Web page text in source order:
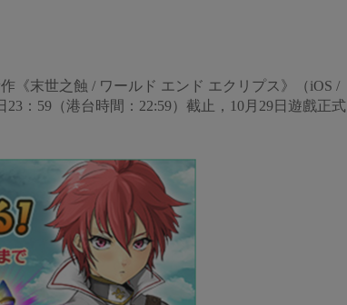
《末世之蝕 / ワールド エンド エクリプス》（iOS /
：59（港台時間：22:59）截止，10月29日遊戲正式